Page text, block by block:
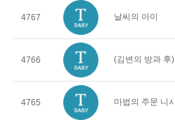
4767 날씨의 아이
4766 (김변의 방과 후
4765 마법의 주문 니